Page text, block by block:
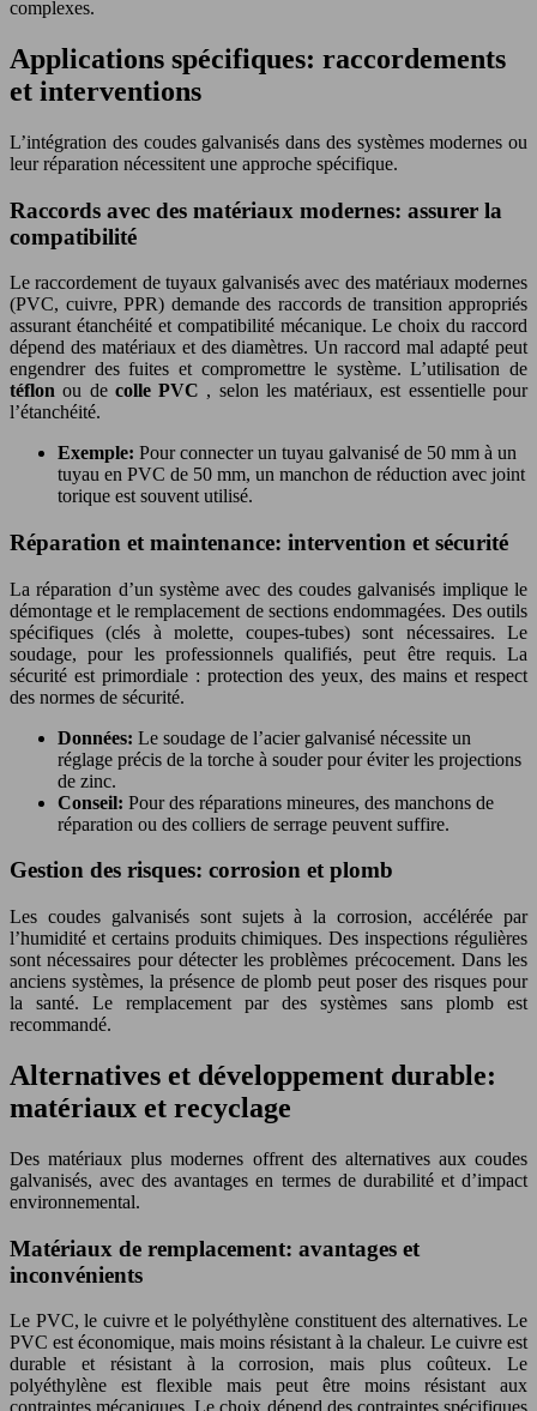
complexes.
Applications spécifiques: raccordements
et interventions
L’intégration des coudes galvanisés dans des systèmes modernes ou
leur réparation nécessitent une approche spécifique.
Raccords avec des matériaux modernes: assurer la
compatibilité
Le raccordement de tuyaux galvanisés avec des matériaux modernes
(PVC, cuivre, PPR) demande des raccords de transition appropriés
assurant étanchéité et compatibilité mécanique. Le choix du raccord
dépend des matériaux et des diamètres. Un raccord mal adapté peut
engendrer des fuites et compromettre le système. L’utilisation de
téflonou de colle PVC , selon les matériaux, est essentielle pour
l’étanchéité.
Exemple: Pour connecter un tuyau galvanisé de 50 mm à un
tuyau en PVC de 50 mm, un manchon de réduction avec joint
torique est souvent utilisé.
Réparation et maintenance: intervention et sécurité
La réparation d’un système avec des coudes galvanisés implique le
démontage et le remplacement de sections endommagées. Des outils
spécifiques (clés à molette, coupes-tubes) sont nécessaires. Le
soudage, pour les professionnels qualifiés, peut être requis. La
sécurité est primordiale : protection des yeux, des mains et respect
des normes de sécurité.
Données: Le soudage de l’acier galvanisé nécessite un
réglage précis de la torche à souder pour éviter les projections
de zinc.
Conseil: Pour des réparations mineures, des manchons de
réparation ou des colliers de serrage peuvent suffire.
Gestion des risques: corrosion et plomb
Les coudes galvanisés sont sujets à la corrosion, accélérée par
l’humidité et certains produits chimiques. Des inspections régulières
sont nécessaires pour détecter les problèmes précocement. Dans les
anciens systèmes, la présence de plomb peut poser des risques pour
la santé. Le remplacement par des systèmes sans plomb est
recommandé.
Alternatives et développement durable:
matériaux et recyclage
Des matériaux plus modernes offrent des alternatives aux coudes
galvanisés, avec des avantages en termes de durabilité et d’impact
environnemental.
Matériaux de remplacement: avantages et
inconvénients
Le PVC, le cuivre et le polyéthylène constituent des alternatives. Le
PVC est économique, mais moins résistant à la chaleur. Le cuivre est
durable et résistant à la corrosion, mais plus coûteux. Le
polyéthylène est flexible mais peut être moins résistant aux